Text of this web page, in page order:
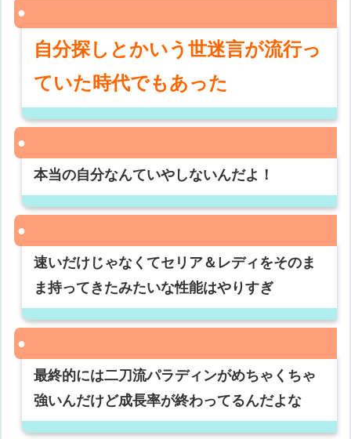
自分探しとかいう世迷言が流行っ
ていた時代でもあった
本当の自分なんていやしないんだよ！
速いだけじゃなくてセリア＆レディをそのま
ま持ってきたみたいな性能はやりすぎ
最終的には二刀流パラディンがめちゃくちゃ
強いんだけど成長率が終わってるんだよな